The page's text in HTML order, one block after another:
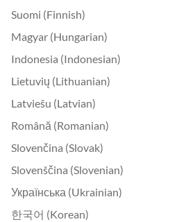
Suomi (Finnish)
Magyar (Hungarian)
Indonesia (Indonesian)
Lietuvių (Lithuanian)
Latviešu (Latvian)
Română (Romanian)
Slovenčina (Slovak)
Slovenščina (Slovenian)
Українська (Ukrainian)
한국어 (Korean)